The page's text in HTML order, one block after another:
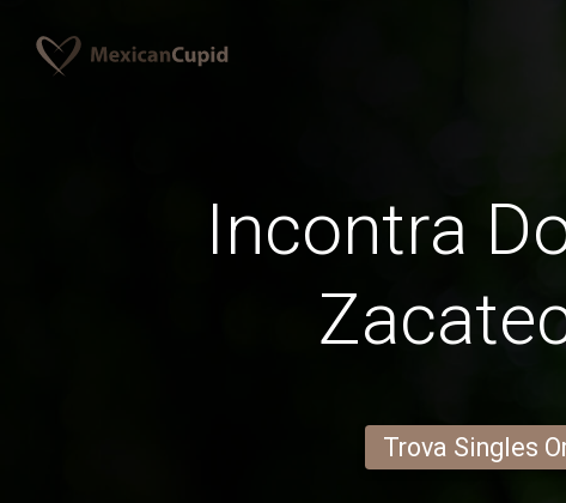
Incontra
Trova Singles